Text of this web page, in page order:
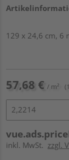
129 x 24,6 cm, 6
57,68 € / m²
inkl. MwSt. zzgl.